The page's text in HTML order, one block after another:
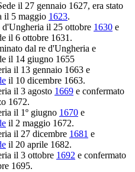
il 27 gennaio 1627, era stato
il 5 maggio 1623.
d'Ungheria il 25 ottobre 1630 e
il 6 ottobre 1631.
dal re d'Ungheria e
il 14 giugno 1655
il 13 gennaio 1663 e
il 10 dicembre 1663.
il 3 agosto 1669 e confermato
1672.
il 1º giugno 1670 e
il 2 maggio 1672.
il 27 dicembre 1681 e
il 20 aprile 1682.
il 3 ottobre 1692 e confermato
1695.